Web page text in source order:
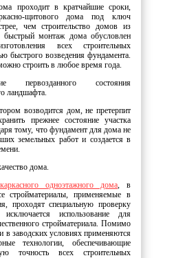
проходит в кратчайшие сроки,
щитового дома под ключ
чем строительство домов из
быстрый монтаж дома обусловлен
всех строительных
быстрого возведения фундамента.
строить в любое время года.
первозданного состояния
ландшафта.
возводится дом, не претерпит
прежнее состояние участка
тому, что фундамент для дома не
земельных работ и создается в
дома.
одноэтажного дома , в
стройматериалы, применяемые в
проходят специальную проверку
использование для
стройматериала. Помимо
в заводских условиях применяются
технологии, обеспечивающие
точность всех строительных